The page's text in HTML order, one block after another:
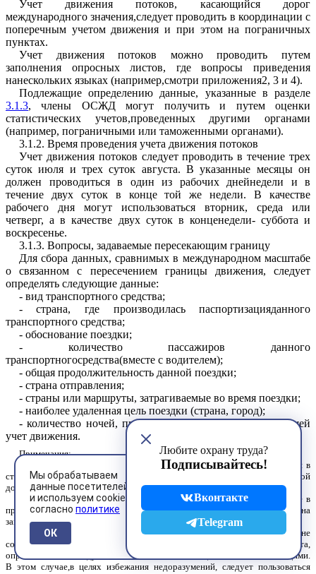
Учет
движения потоков, касающийся
дорог
международного значения,следует проводить в координации с
поперечным учетом движения и при этом на пограничных
пунктах.
Учет
движения потоков можно проводить
путем
заполнения
опросных листов, где вопросы
приведения
нанескольких языках (например,смотри приложения2, 3 и 4).
Подлежащие определению данные, указанные в разделе
3.1.3,члены ОСЖД могут получить и путем
оценки
статистических
учетов,проведенных другими
органами
(например, пограничными или таможенными органами).
3.1 .2. Время проведения учета движения потоков
Учет движения потоков следует проводить в течение трех
суток июля и трех суток августа.В указанные месяцы он
должен проводиться в один из рабочих днейнедели и
в
течение
двух суток в конце той же недели.В
качестве
рабочего
дня могут использоваться вторник, среда
или
четверг,а в качестве двух суток в конценедели- суббота и
воскресенье.
3.1 .3. Вопросы, задаваемые пересекающим границу
Для сбора данных, сравнимых в международном масштабе
о
связанном с пересечением границы движения,следует
определять следующие данные:
- вид транспортного средства;
-страна, где производилась
паспортизацияданного
транспортного средства;
- обоснование поездки;
- количество пассажиров
данного
транспортногосредства(вместе с водителем);
- общая продолжительность данной поездки;
- страна отправления;
- страны или маршруты, затрагиваемые во время поездки;
- наиболее удаленная цель поездки (страна, город);
-количество ночей, проведенных в стране,производящей
учет движения.
Примечания:
,проделываемая до возвращения в
страну отправления,независимо
угой
дороге возвращаются в страну отправления.
В тех погранпун ктах,где соседние страны принимают участие в
проведении учета по ОСЖД учетные органы дают опросные листы на
заполнение лишь
тех ,где соседняя страна(например, не
социалистическая
учета
опросные
следует заполнять въезжающими
В этом случае в целях избежания недоразумений
следует пользоваться
Мы обрабатываем
данные посетителей
и используем cookies
согласно политике
ОК
Любите охрану труда?
Подписывайтесь!
Вконтакте
Telegram